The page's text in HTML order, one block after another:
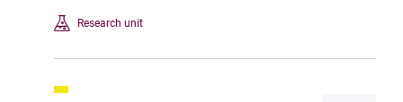
Research unit